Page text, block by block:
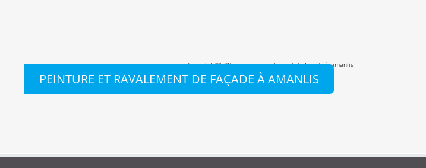
PEINTURE ET RAVALEMENT DE FAÇADE À AMANLIS
Accueil / "%s"Peinture et ravalement de façade à amanlis